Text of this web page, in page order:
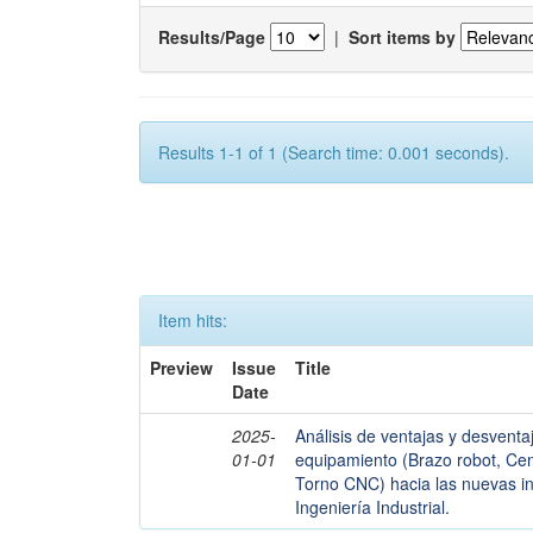
Results/Page | Sort items by
Results 1-1 of 1 (Search time: 0.001 seconds).
Item hits:
Preview
Issue
Date
Title
2025-
01-01
Análisis de ventajas y
equipamiento (Brazo robot,
Torno CNC) hacia las nuevas
Ingeniería Industrial.